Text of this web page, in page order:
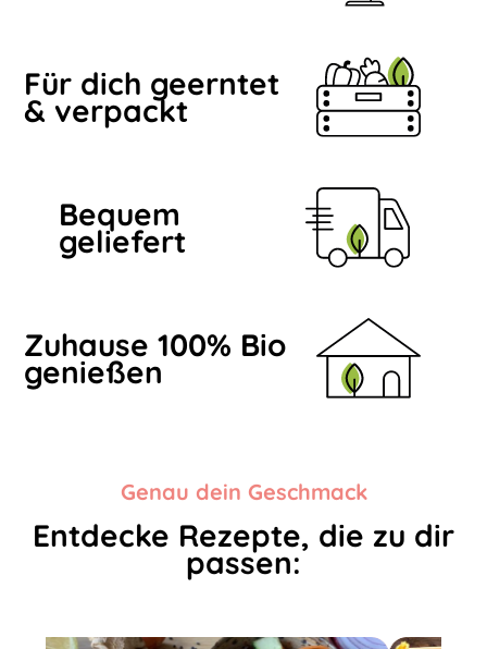
Für dich geerntet
& verpackt
Bequem
geliefert
Zuhause 100% Bio
genießen
Genau dein Geschmack
Entdecke Rezepte, die zu dir
passen: